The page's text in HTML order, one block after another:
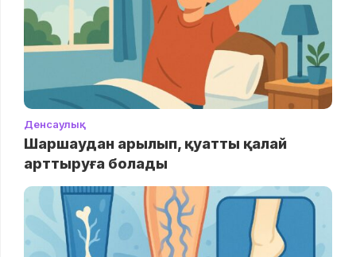
Денсаулық
Шаршаудан арылып, қуатты қалай
арттыруға болады